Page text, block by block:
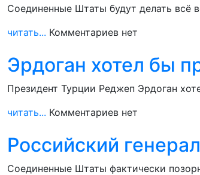
Соединенные Штаты будут делать всё
читать... Комментариев нет
Эрдоган хотел бы
Президент Турции Реджеп Эрдоган
читать... Комментариев нет
Российский
Соединенные Штаты фактически